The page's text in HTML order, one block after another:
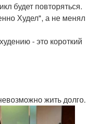
будет повторяться.
Худел", а не менял
- это короткий
жить долго.